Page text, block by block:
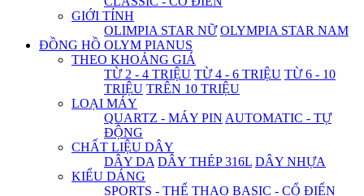
GIỚI TÍNH
OLIMPIA STAR NỮ OLYMPIA STAR NAM
ĐỒNG HỒ OLYM PIANUS
THEO KHOẢNG GIÁ
TỪ 2 - 4 TRIỆU TỪ 4 - 6 TRIỆU TỪ 6 - 10
TRIỆU TRÊN 10 TRIỆU
LOẠI MÁY
QUARTZ - MÁY PIN AUTOMATIC - TỰ
ĐỘNG
CHẤT LIỆU DÂY
DÂY DA DÂY THÉP 316L DÂY NHỰA
KIỂU DÁNG
SPORTS - THỂ THAO BASIC - CỔ ĐIỂN